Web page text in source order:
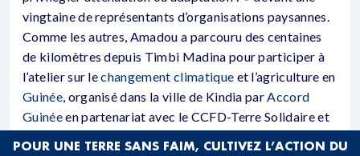
vingtaine de représentants d’organisations paysannes.
Comme les autres, Amadou a parcouru des centaines
de kilomètres depuis Timbi Madina pour participer à
l’atelier sur lechangement climatique et l’agriculture en
Guinée, organisé dans la ville de Kindia par Accord
Guinéeen partenariat avec le CCFD-Terre Solidaire et
POUR UNE TERRE SANS FAIM, CULTIVEZ L’ACTION DU